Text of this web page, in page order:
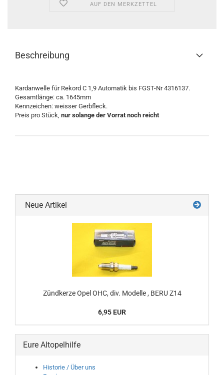
AUF DEN MERKZETTEL
Beschreibung
Kardanwelle für Rekord C 1,9 Automatik bis FGST-Nr 4316137.
Gesamtlänge: ca. 1645mm
Kennzeichen: weisser Gerbfleck.
Preis pro Stück, nur solange der Vorrat noch reicht
Neue Artikel
Zündkerze Opel OHC, div. Modelle , BERU Z14
6,95 EUR
Eure Altopelhilfe
Historie / Über uns